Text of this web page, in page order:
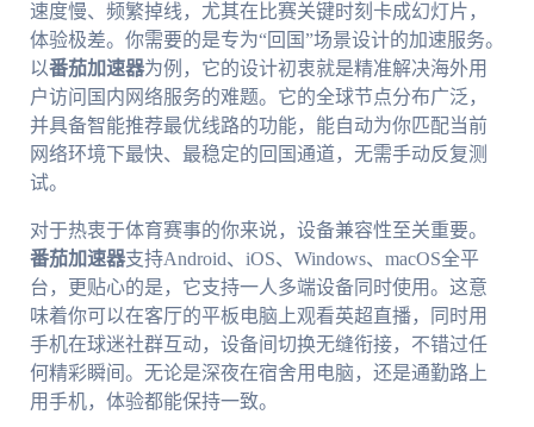
速度慢、频繁掉线，尤其在比赛关键时刻卡成幻灯片，
体验极差。你需要的是专为“回国”场景设计的加速服务。
以番茄加速器为例，它的设计初衷就是精准解决海外用
户访问国内网络服务的难题。它的全球节点分布广泛，
并具备智能推荐最优线路的功能，能自动为你匹配当前
网络环境下最快、最稳定的回国通道，无需手动反复测
试。
对于热衷于体育赛事的你来说，设备兼容性至关重要。
番茄加速器支持Android、iOS、Windows、macOS全平
台，更贴心的是，它支持一人多端设备同时使用。这意
味着你可以在客厅的平板电脑上观看英超直播，同时用
手机在球迷社群互动，设备间切换无缝衔接，不错过任
何精彩瞬间。无论是深夜在宿舍用电脑，还是通勤路上
用手机，体验都能保持一致。